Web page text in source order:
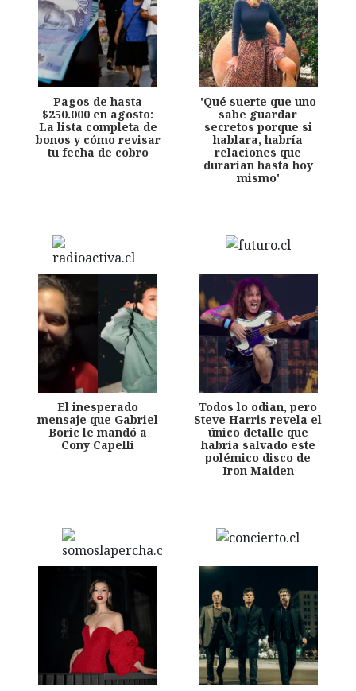
Pagos de hasta
$250.000 en agosto:
La lista completa de
bonos y cómo revisar
tu fecha de cobro
'Qué suerte que uno
sabe guardar
secretos porque si
hablara, habría
relaciones que
durarían hasta hoy
mismo'
El inesperado
mensaje que Gabriel
Boric le mandó a
Cony Capelli
Todos lo odian, pero
Steve Harris revela el
único detalle que
habría salvado este
polémico disco de
Iron Maiden